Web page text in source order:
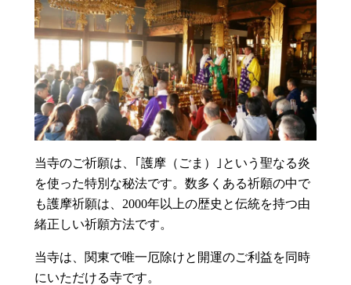
当寺のご祈願は、｢護摩（ごま）｣という聖なる炎
を使った特別な秘法です。数多くある祈願の中で
も護摩祈願は、2000年以上の歴史と伝統を持つ由
緒正しい祈願方法です。
当寺は、関東で唯一厄除けと開運のご利益を同時
にいただける寺です。